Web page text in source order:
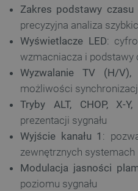
Zakres podstawy
precyzyjna analiza
Wyświetlacze LED:
wzmacniacza i podstawy
Wyzwalanie TV (H/V),
możliwości
Tryby ALT, CHOP, X-Y,
prezentacji sygnału
Wyjście kanału 1 :
zewnętrznych systemach
Modulacja jasności
poziomu sygnału